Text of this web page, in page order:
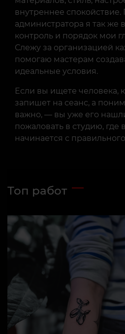
внутреннее спокойствие.
администратора я так же
контроль и порядок мои
Слежу за организацией
помогаю мастерам
идеальные условия.
Если вы ищете человека,
запишет на сеанс, а
важно, — вы уже его
пожаловать в студию, где
начинается с
Топ работ